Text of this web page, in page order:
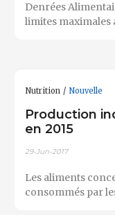
Denrées
limites maximales
Nutrition Nouvelle
Production
en 2015
29-Jun-2017
Les aliments
consommés par